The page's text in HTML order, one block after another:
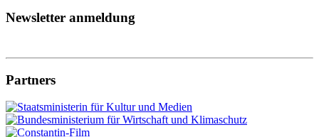
Newsletter anmeldung
Partners